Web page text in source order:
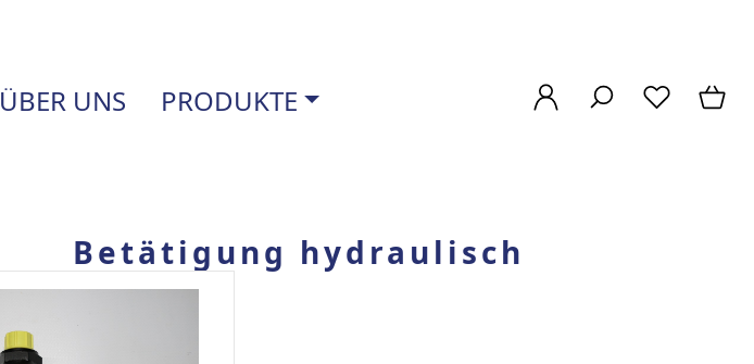
ÜBER UNS PRODUKTE
Betätigung hydraulisch